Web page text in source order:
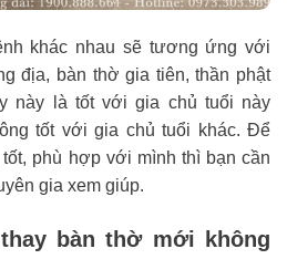
khác nhau sẽ tương ứng với
địa, bàn thờ gia tiên, thần phật
này là tốt với gia chủ tuổi này
tốt với gia chủ tuổi khác. Để
phù hợp với mình thì bạn cần
gia xem giúp.
bàn thờ mới không